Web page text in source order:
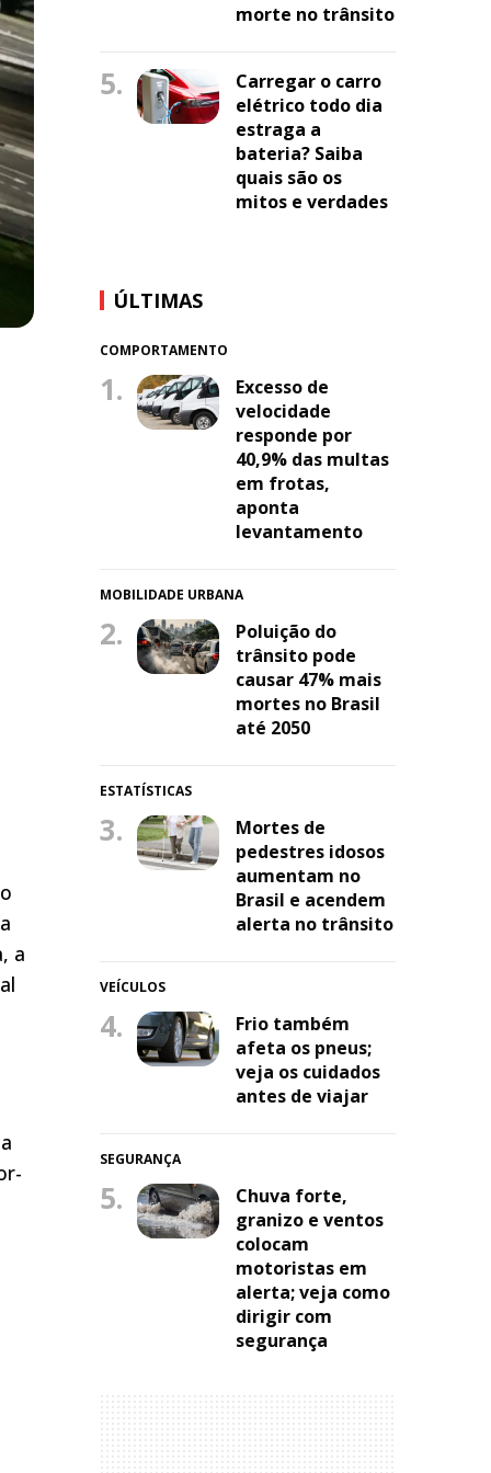
a
morte no trânsito
5.
Carregar o carro
elétrico todo dia
estraga a
bateria? Saiba
quais são os
mitos e verdades
ÚLTIMAS
COMPORTAMENTO
1.
Excesso de
velocidade
responde por
40,9% das multas
em frotas,
aponta
levantamento
MOBILIDADE URBANA
2.
Poluição do
trânsito pode
causar 47% mais
mortes no Brasil
até 2050
ESTATÍSTICAS
3.
Mortes de
pedestres idosos
aumentam no
Brasil e acendem
alerta no trânsito
VEÍCULOS
4.
Frio também
afeta os pneus;
veja os cuidados
antes de viajar
SEGURANÇA
5.
Chuva forte,
granizo e ventos
colocam
motoristas em
alerta; veja como
dirigir com
segurança